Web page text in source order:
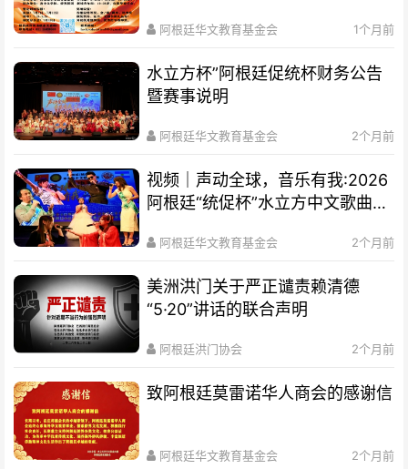
阿根廷华文教育基金会 1个月前
水立方杯”阿根廷促统杯财务公告
暨赛事说明
阿根廷华文教育基金会 2个月前
视频｜声动全球，音乐有我:2026
阿根廷“统促杯”水立方中文歌曲大
阿根廷华文教育基金会 2个月前
美洲洪门关于严正谴责赖清德
“5·20”讲话的联合声明
阿根廷洪门协会 2个月前
致阿根廷莫雷诺华人商会的感谢信
阿根廷华文教育基金会 2个月前